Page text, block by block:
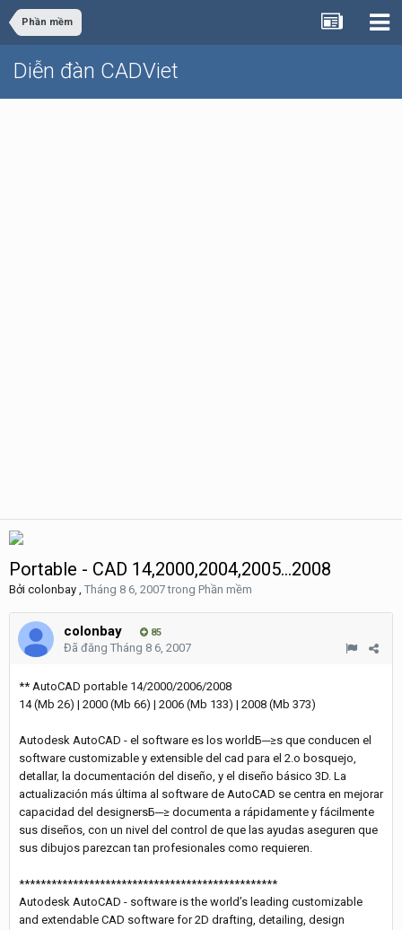
Phần mềm
Diễn đàn CADViet
Portable - CAD 14,2000,2004,2005...2008
Bởi colonbay , Tháng 8 6, 2007trong Phần mềm
colonbay 85
Đã đăng Tháng 8 6, 2007
** AutoCAD portable 14/2000/2006/2008
14 (Mb 26) | 2000 (Mb 66) | 2006 (Mb 133) | 2008 (Mb 373)
Autodesk AutoCAD - el software es los worldБ─≥s que conducen el
software customizable y extensible del cad para el 2.o bosquejo,
detallar, la documentación del diseño, y el diseño básico 3D. La
actualización más última al software de AutoCAD se centra en mejorar
capacidad del designersБ─≥ documenta a rápidamente y fácilmente
sus diseños, con un nivel del control de que las ayudas aseguren que
sus dibujos parezcan tan profesionales como requieren.
************************************************
Autodesk AutoCAD - software is the world’s leading customizable
and extendable CAD software for 2D drafting, detailing, design